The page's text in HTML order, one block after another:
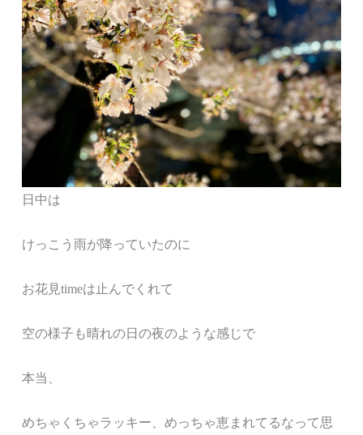
日中は
けっこう雨が降っていたのに
お花見timeは止んでくれて
空の様子も晴れの日の夜のような感じで
本当、
めちゃくちゃラッキー、めっちゃ恵まれてるなって思